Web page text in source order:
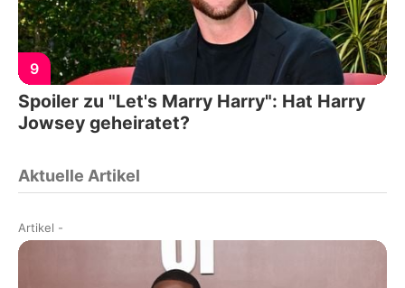
9
Spoiler zu "Let's Marry Harry": Hat Harry
Jowsey geheiratet?
Aktuelle Artikel
Artikel -